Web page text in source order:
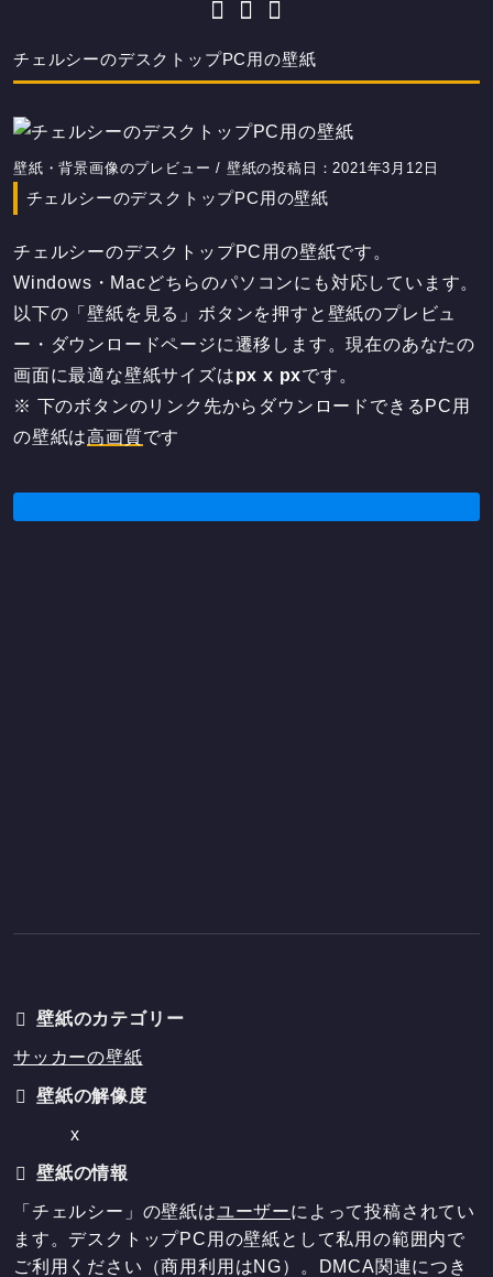
チェルシーのデスクトップPC用の壁紙
壁紙・背景画像のプレビュー / 壁紙の投稿日：2021年3月12日
チェルシーのデスクトップPC用の壁紙
チェルシーのデスクトップPC用の壁紙です。
Windows・Macどちらのパソコンにも対応しています。
以下の「壁紙を見る」ボタンを押すと壁紙のプレビュ
ー・ダウンロードページに遷移します。現在のあなたの
画面に最適な壁紙サイズはpx x pxです。
※ 下のボタンのリンク先からダウンロードできるPC用
の壁紙は高画質です
壁紙のカテゴリー
サッカーの壁紙
壁紙の解像度
x
壁紙の情報
「チェルシー」の壁紙はユーザーによって投稿されてい
ます。デスクトップPC用の壁紙として私用の範囲内で
ご利用ください（商用利用はNG）。DMCA関連につき